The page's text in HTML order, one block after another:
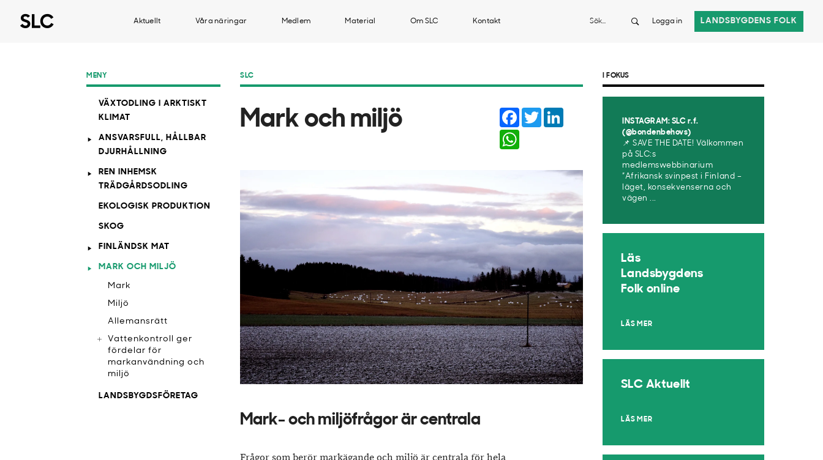
Aktuellt Våra näringar Medlem Material Om SLC Kontakt Sök Logga in LANDSBYGDENS FOLK
SLC
Mark och miljö Facebook
Twitter
Mark- och miljöfrågor är centrala
MENY
VÄXTODLING I ARKTISKT
KLIMAT
ANSVARSFULL, HÅLLBAR
DJURHÅLLNING
REN INHEMSK
TRÄDGÅRDSODLING
EKOLOGISK PRODUKTION
SKOG
FINLÄNDSK MAT
MARK OCH MILJÖ
Mark
Miljö
Allemansrätt
Vattenkontroll ger
fördelar för
markanvändning och
miljö
LANDSBYGDSFÖRETAG
I FOKUS
INSTAGRAM: SLC r.f.
(@bondenbehovs)
📌 SAVE THE DATE! Välkommen
på SLC:s
medlemswebbinarium
”Afrikansk svinpest i Finland –
läget, konsekvenserna och
vägen ...
Läs
Landsbygdens
Folk online
LÄS MER
SLC Aktuellt
LÄS MER